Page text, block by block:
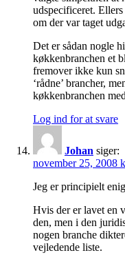
udspecificeret.
om der var taget
Det er sådan nogle
køkkenbranchen et
fremover ikke kun
‘rådne’ brancher,
køkkenbranchen
Log ind for at svare
Johan siger:
november 25, 2008
Jeg er principielt enig
Hvis der er lavet en
den, men i den
nogen branche
vejledende liste.